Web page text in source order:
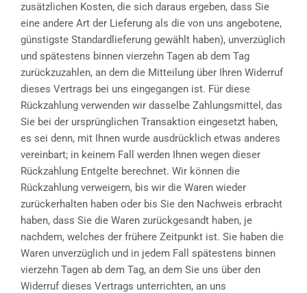
zusätzlichen Kosten, die sich daraus ergeben, dass Sie
eine andere Art der Lieferung als die von uns angebotene,
günstigste Standardlieferung gewählt haben), unverzüglich
und spätestens binnen vierzehn Tagen ab dem Tag
zurückzuzahlen, an dem die Mitteilung über Ihren Widerruf
dieses Vertrags bei uns eingegangen ist. Für diese
Rückzahlung verwenden wir dasselbe Zahlungsmittel, das
Sie bei der ursprünglichen Transaktion eingesetzt haben,
es sei denn, mit Ihnen wurde ausdrücklich etwas anderes
vereinbart; in keinem Fall werden Ihnen wegen dieser
Rückzahlung Entgelte berechnet. Wir können die
Rückzahlung verweigern, bis wir die Waren wieder
zurückerhalten haben oder bis Sie den Nachweis erbracht
haben, dass Sie die Waren zurückgesandt haben, je
nachdem, welches der frühere Zeitpunkt ist. Sie haben die
Waren unverzüglich und in jedem Fall spätestens binnen
vierzehn Tagen ab dem Tag, an dem Sie uns über den
Widerruf dieses Vertrags unterrichten, an uns